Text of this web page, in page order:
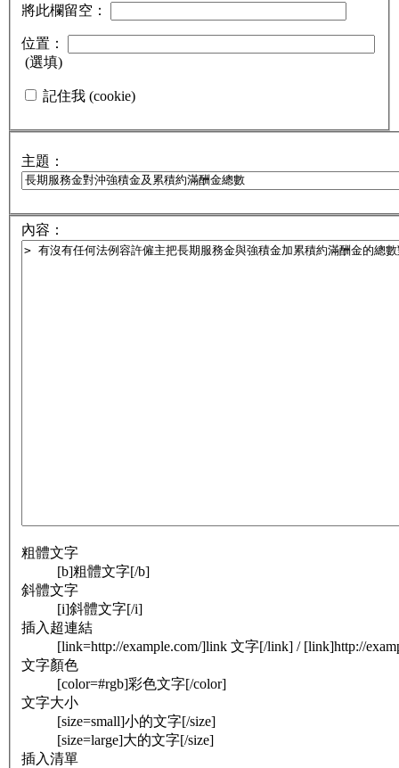
將此欄留空：
位置：
(選填)
記住我 (cookie)
主題：
內容：
粗體文字
[b]粗體文字[/b]
斜體文字
[i]斜體文字[/i]
插入超連結
[link=http://example.com/]link 文字[/link] / [link]http://
文字顏色
[color=#rgb]彩色文字[/color]
文字大小
[size=small]小的文字[/size]
[size=large]大的文字[/size]
插入清單